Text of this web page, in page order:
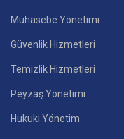
Muhasebe Yönetimi
Güvenlik Hizmetleri
Temizlik Hizmetleri
Peyzaş Yönetimi
Hukuki Yönetim